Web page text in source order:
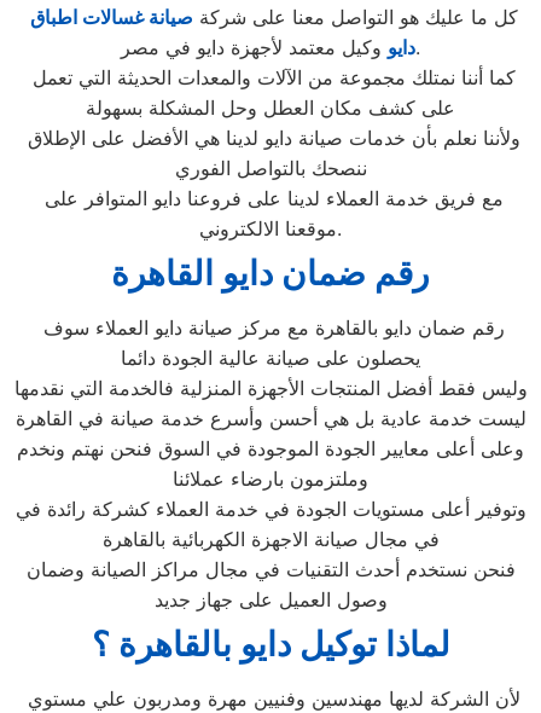
كل ما عليك هو التواصل معنا على شركة صيانة غسالات اطباق
دايووكيل معتمد لأجهزة دايو في مصر.
على كشف مكان العطل وحل المشكلة بسهولة
ننصحك بالتواصل الفوري
موقعنا الالكتروني.
رقم ضمان دايو القاهرة
يحصلون على صيانة عالية الجودة دائما
وليس فقط أفضل المنتجات الأجهزة المنزلية فالخدمة التي نقدمها
ليست خدمة عادية بل هي أحسن وأسرع خدمة صيانة في القاهرة
وعلى أعلى معايير الجودة الموجودة في السوق فنحن نهتم ونخدم
وملتزمون بارضاء عملائنا
وتوفير أعلى مستويات الجودة في خدمة العملاء كشركة رائدة في
في مجال صيانة الاجهزة الكهربائية بالقاهرة
فنحن نستخدم أحدث التقنيات في مجال مراكز الصيانة وضمان
وصول العميل على جهاز جديد
لماذا توكيل دايو بالقاهرة ؟